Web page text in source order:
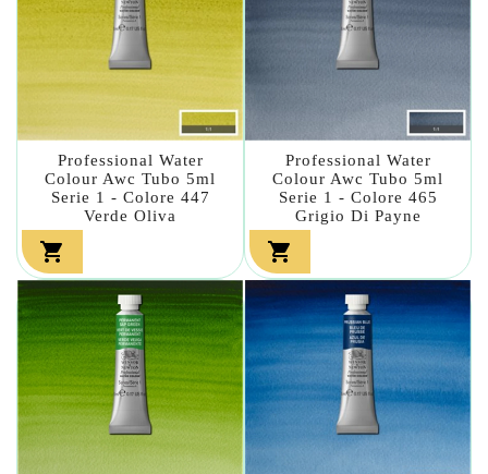
Professional Water
Colour Awc Tubo 5ml
Serie 1 - Colore 447
Verde Oliva

Professional Water
Colour Awc Tubo 5ml
Serie 1 - Colore 465
Grigio Di Payne
